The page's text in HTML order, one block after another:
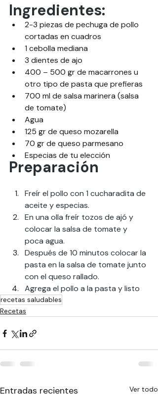
Ingredientes:
2-3 piezas de pechuga de pollo
cortadas en cuadros
1 cebolla mediana
3 dientes de ajo
400 – 500 gr de macarrones u
otro tipo de pasta que prefieras
700 ml de salsa marinera (salsa
de tomate)
Agua
125 gr de queso mozarella
70 gr de queso parmesano
Especias de tu elección
Preparación
Freír el pollo con 1 cucharadita de
aceite y especias.
En una olla freír tozos de ajó y
colocar la salsa de tomate y
poca agua.
Después de 10 minutos colocar la
pasta en la salsa de tomate junto
con el queso rallado.
Agrega el pollo a la pasta y listo
recetas saludables
Recetas
Entradas recientes Ver todo